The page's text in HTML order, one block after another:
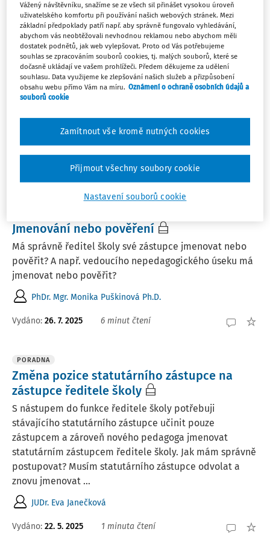
PORADNA
Způsob jmenování zástupce statutárního
orgánu
Od 1. 9 .2025 mám v záměru stávajícího zástupce
ředitele pro 1. stupeň ZŠ navíc &quot;jmenovat&quot; i
zástupcem statutárního orgánu. Ptám se na Vaše
doporučení, jakým způsobem to provést. Zmiňovaný
26. 7. 2025 2 minuty čtení
Jmenování nebo pověření
Má správně ředitel školy své zástupce jmenovat nebo
pověřit? A např. vedoucího nepedagogického úseku má
jmenovat nebo pověřit?
PhDr. Mgr. Monika Puškinová Ph.D.
Vydáno: 26. 7. 2025 6 minut čtení
PORADNA
Změna pozice statutárního zástupce na
zástupce ředitele školy
S nástupem do funkce ředitele školy potřebuji
stávajícího statutárního zástupce učinit pouze
zástupcem a zároveň nového pedagoga jmenovat
statutárním zástupcem ředitele školy. Jak mám správně
postupovat? Musím statutárního zástupce odvolat a
znovu jmenovat ...
JUDr. Eva Janečková
Vydáno: 22. 5. 2025 1 minuta čtení
Vážený návštěvníku, snažíme se ze všech sil přinášet vysokou úroveň
uživatelského komfortu při používání našich webových stránek. Mezi
základní předpoklady patří např. aby správně fungovalo vyhledávání,
abychom vás neobtěžovali nevhodnou reklamou nebo abychom měli
dostatek podnětů, jak web vylepšovat. Proto od Vás potřebujeme
souhlas se zpracováním souborů cookies, tj. malých souborů, které se
dočasně ukládají ve vašem prohlížeči. Předem děkujeme za udělení
souhlasu. Data využijeme ke zlepšování našich služeb a přizpůsobení
obsahu webu přímo Vám na míru. Oznámení o ochraně osobních údajů a
souborů cookie
Nastavení souborů cookie
Zamítnout vše kromě nutných cookies
Přijmout všechny soubory cookie